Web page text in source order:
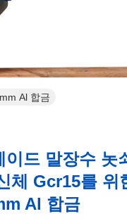
Al 합금
이드 말장수 놋
체 Gcr15를 위
Al 합금